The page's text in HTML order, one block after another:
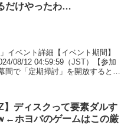
だけやったわ…
イベント詳細【イベント期間】
08/12 04:59:59（JST）【参加
で「定期掃討」を開放すると参
】ディスクって要素ダルす
←ホヨバのゲームはこの厳